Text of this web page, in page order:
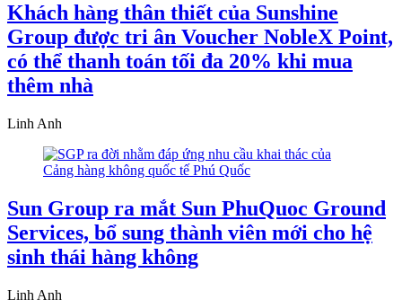
Khách hàng thân thiết của Sunshine
Group được tri ân Voucher NobleX Point,
có thể thanh toán tối đa 20% khi mua
thêm nhà
Linh Anh
Sun Group ra mắt Sun PhuQuoc Ground
Services, bổ sung thành viên mới cho hệ
sinh thái hàng không
Linh Anh